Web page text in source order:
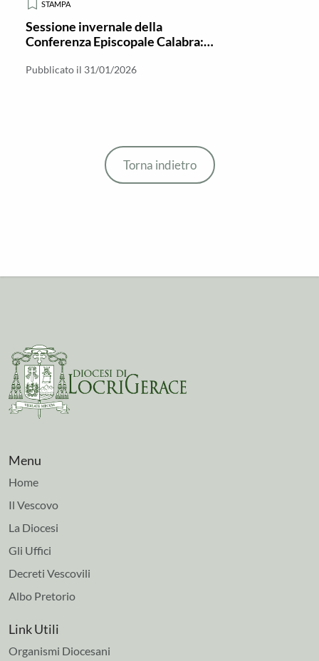
STAMPA
Sessione invernale della
Conferenza Episcopale Calabra:
Pubblicato il 31/01/2026
Torna indietro
Menu
Home
Il Vescovo
La Diocesi
Gli Uffici
Decreti Vescovili
Albo Pretorio
Link Utili
Organismi Diocesani